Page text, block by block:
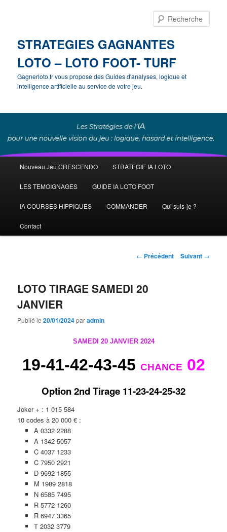
STRATEGIES GAGNANTES
LOTO – LOTO FOOT- TURF
Gagnerloto.fr vous propose des Guides d'analyses, logique et
intelligence artificielle au service de votre jeu.
principal
Aller
au
contenu
Nouveau Jeu CRESCENDO STRATEGIE IA LOTO
LES TEMOIGNAGES GUIDE IA LOTO FOOT
IA COURSES HIPPIQUES COMMANDER Qui suis-je ?
Contact
Navigation
← Précédent Suivant →
LOTO TIRAGE SAMEDI 20
JANVIER
Publié le20/01/2024paradmin
SAMEDI 20 JANVIER 2024
19-41-42-43-45 CHANCE 02
Option 2nd Tirage 11-23-24-25-32
Joker + : 1 015 584
10 codes à 20 000 € :
A 0332 2288
A 1342 5057
C 4037 1233
C 7950 2921
D 9692 1855
M 1989 2818
N 6585 7495
R 5772 1260
R 6947 3365
T 2032 3779